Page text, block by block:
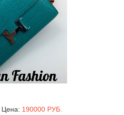
Цена: 190000 РУБ.